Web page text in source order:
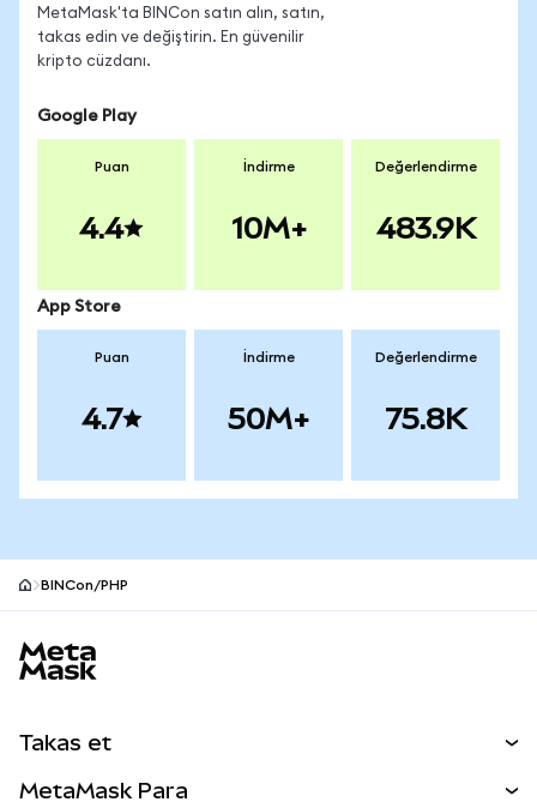
MetaMask'ta BINCon satın alın, satın,
takas edin ve değiştirin. En güvenilir
kripto cüzdanı.
Google Play
Puan
4.4
İndirme
10M+
Değerlendirme
483.9K
App Store
Puan
4.7
İndirme
50M+
Değerlendirme
75.8K
BINCon/PHP
Takas et
MetaMask Para